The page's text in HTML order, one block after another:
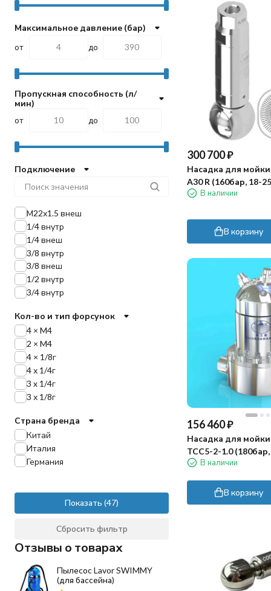
300 700₽
Насадка для мойки
A30 R (160бар, 18-
гидропривод)
В наличии
В корзину
156 460₽
Насадка для
TCC5-2-1.0
120град,
В наличии
В корзину
Максимальное давление (бар)
от
до
Пропускная способность (л/
мин)
от
до
Подключение
М22х1.5 внеш
1/4 внутр
1/4 внеш
3/8 внутр
3/8 внеш
1/2 внутр
3/4 внутр
Кол-во и тип форсунок
4 × M4
2 × M4
4 × 1/8г
4 х 1/4г
3 x 1/4г
3 х 1/8г
Страна бренда
Китай
Италия
Германия
Показать
Сбросить фильтр
Отзывы о товарах
Пылесос Lavor SWIMMY
(для бассейна)